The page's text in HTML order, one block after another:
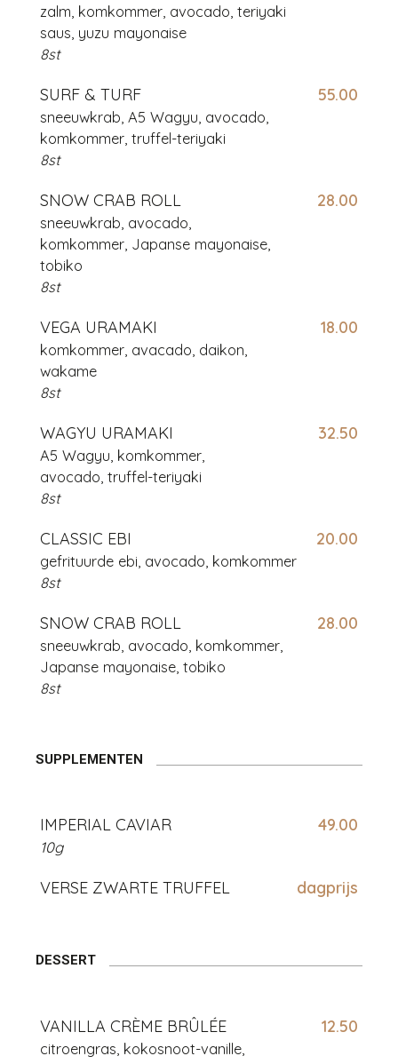
zalm, komkommer, avocado, teriyaki
saus, yuzu mayonaise
8st
SURF & TURF 55.00
sneeuwkrab, A5 Wagyu, avocado,
komkommer, truffel-teriyaki
8st
SNOW CRAB ROLL 28.00
sneeuwkrab, avocado,
komkommer, Japanse mayonaise,
tobiko
8st
VEGA URAMAKI 18.00
komkommer, avacado, daikon,
wakame
8st
WAGYU URAMAKI 32.50
A5 Wagyu, komkommer,
avocado, truffel-teriyaki
8st
CLASSIC EBI 20.00
gefrituurde ebi, avocado, komkommer
8st
SNOW CRAB ROLL 28.00
sneeuwkrab, avocado, komkommer,
Japanse mayonaise, tobiko
8st
SUPPLEMENTEN
IMPERIAL CAVIAR 49.00
10g
VERSE ZWARTE TRUFFEL dagprijs
DESSERT
VANILLA CRÈME BRÛLÉE 12.50
citroengras, kokosnoot-vanille,